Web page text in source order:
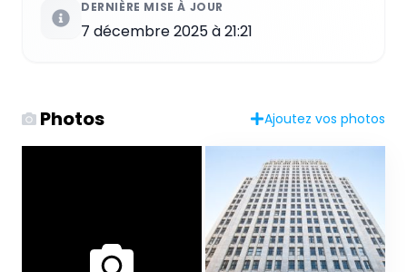
DERNIÈRE MISE À JOUR
7 décembre 2025 à 21:21
Photos Ajoutez vos photos